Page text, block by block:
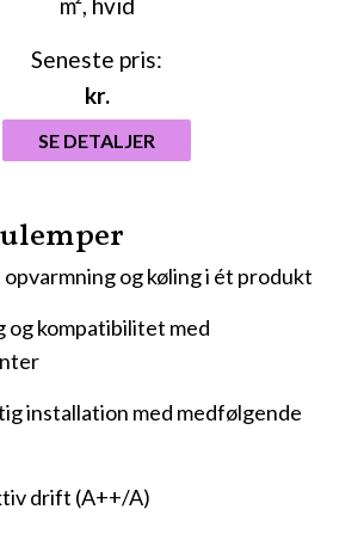
og køling i ét produkt
og kompatibilitet med
installation med medfølgende
drift (A++/A)
Seneste pris:
kr.
SE DETALJER